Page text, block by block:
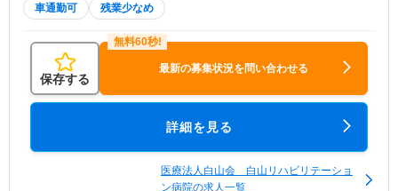
車通勤可 残業少なめ
保存する
最新の募集状況を問い合わせる
詳細を見る
医療法人白山会 白山リハビリテーショ
ン病院の求人一覧